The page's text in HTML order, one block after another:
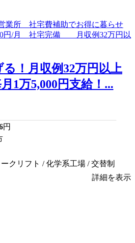
る！月収例32万円以上
1万5,000円支給！...
円
クリフト / 化学系工場 / 交替制
詳細を表示